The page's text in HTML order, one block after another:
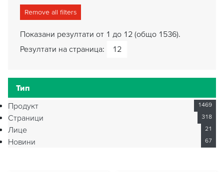
Remove all filters
Показани резултати от 1 до 12 (общо 1536).
Резултати на страница:
Тип
Продукт
1469
Страници 318
Лице 21
Новини 67